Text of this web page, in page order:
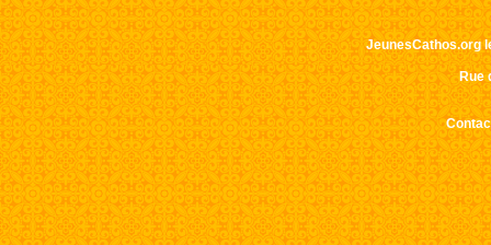
Ce
JeunesCathos.org
Rue